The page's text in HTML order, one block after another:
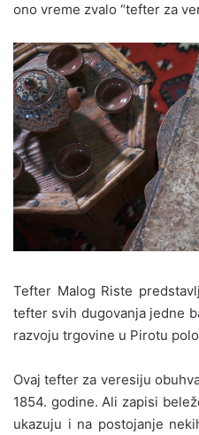
ono vreme zvalo “tefter za
Tefter Malog Riste
tefter svih dugovanja jedne
razvoju trgovine u Pirotu
Ovaj tefter za veresiju
1854. godine. Ali zapisi
ukazuju i na postojanje